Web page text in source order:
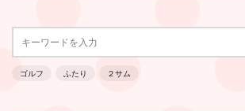
ゴルフ ふたり ２サム